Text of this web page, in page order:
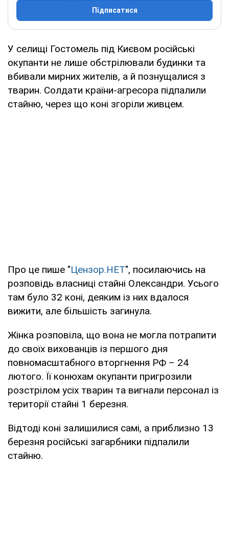
Підписатися
У селищі Гостомель під Києвом російські
окупанти не лише обстрілювали будинки та
вбивали мирних жителів, а й познущалися з
тварин. Солдати країни-агресора підпалили
стайню, через що коні згоріли живцем.
Про це пише "Цензор.НЕТ", посилаючись на
розповідь власниці стайні Олександри. Усього
там було 32 коні, деяким із них вдалося
вижити, але більшість загинула.
Жінка розповіла, що вона не могла потрапити
до своїх вихованців із першого дня
повномасштабного вторгнення РФ – 24
лютого. Її конюхам окупанти пригрозили
розстрілом усіх тварин та вигнали персонал із
території стайні 1 березня.
Відтоді коні залишилися самі, а приблизно 13
березня російські загарбники підпалили
стайню.